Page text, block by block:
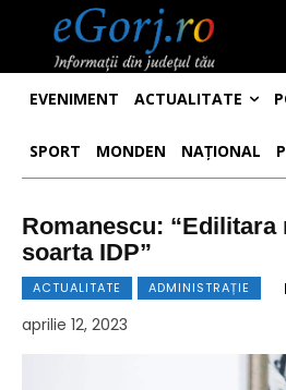
EVENIMENT ACTUALITATE
SPORT MONDEN NAȚIONAL
Romanescu: “Edilitara
soarta IDP”
ACTUALITATE ADMINISTRAȚIE
aprilie 12, 2023